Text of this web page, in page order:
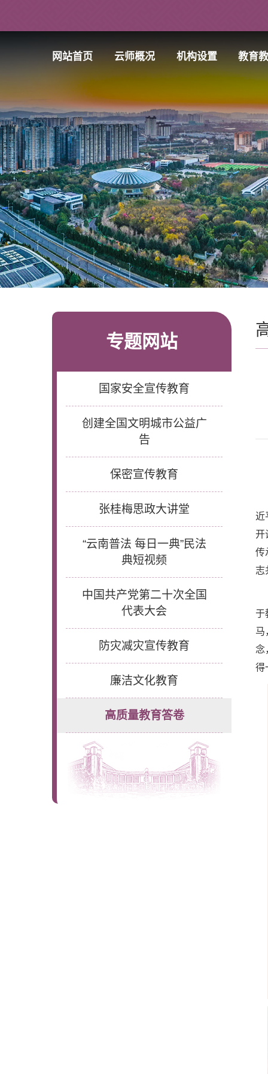
网站首页 云师概况 机构设置 教育
专题网站
国家安全宣传教育
创建全国文明城市公益广
告
保密宣传教育
张桂梅思政大讲堂
“云南普法 每日一典”民法
典短视频
中国共产党第二十次全国
代表大会
防灾减灾宣传教育
廉洁文化教育
高质量教育答卷
近
开
传
志
于
马
念
得